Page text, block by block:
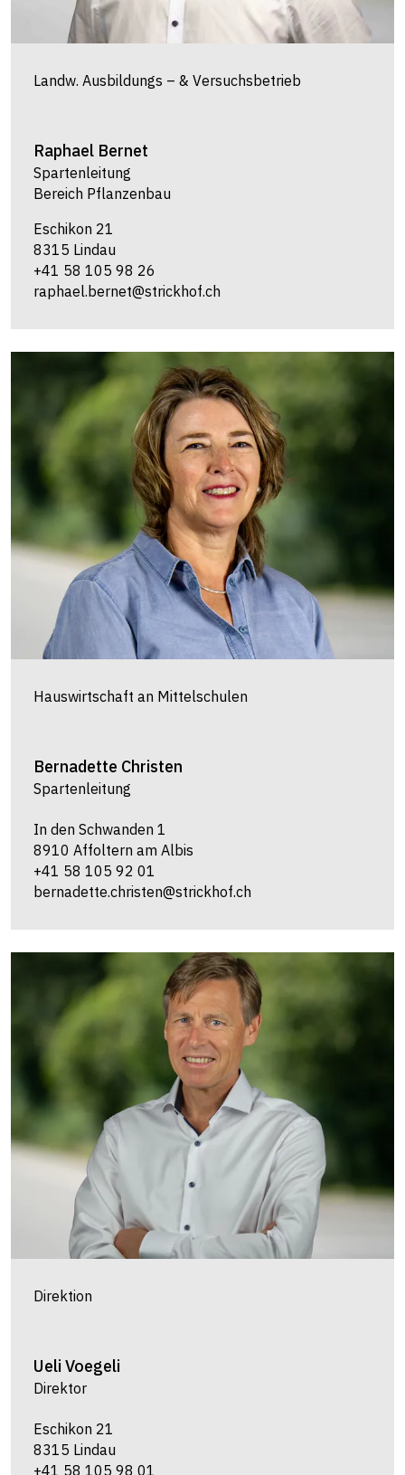
Landw. Ausbildungs – & Versuchsbetrieb
Raphael Bernet
Spartenleitung
Bereich Pflanzenbau
Eschikon 21
8315 Lindau
+41 58 105 98 26
raphael.bernet@strickhof.ch
Hauswirtschaft an Mittelschulen
Bernadette Christen
Spartenleitung
In den Schwanden 1
8910 Affoltern am Albis
+41 58 105 92 01
bernadette.christen@strickhof.ch
Direktion
Ueli Voegeli
Direktor
Eschikon 21
8315 Lindau
+41 58 105 98 01